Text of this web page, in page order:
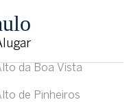
da Boa Vista
de Pinheiros